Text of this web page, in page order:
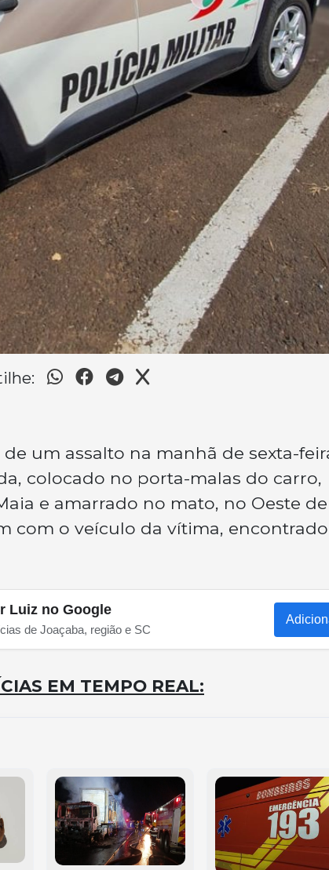
um assalto na manhã de sexta-
colocado no porta-malas do carro,
e amarrado no mato, no Oeste de
com o veículo da vítima,
Luiz no Google
de Joaçaba, região e SC
EM TEMPO REAL: